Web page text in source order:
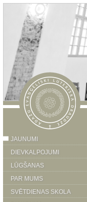
JAUNUMI
DIEVKALPOJUMI
LŪGŠANAS
PAR MUMS
SVĒTDIENAS SKOLA